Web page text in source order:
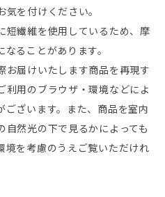
気を付けください。
短繊維を使用しているため、摩
ることがあります。
お届けいたします商品を再現す
利用のブラウザ・環境などによ
ございます。また、商品を室内
自然光の下で見るかによっても
境を考慮のうえご覧いただけれ